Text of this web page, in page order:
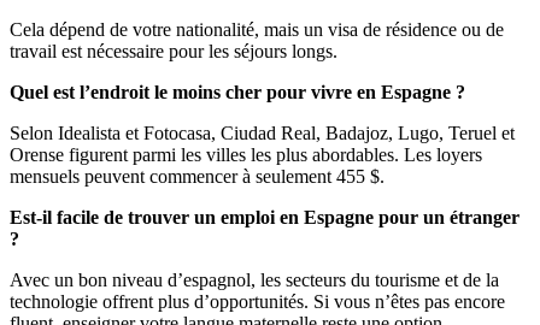
Cela dépend de votre nationalité, mais un visa de résidence ou de
travail est nécessaire pour les séjours longs.
Quel est l’endroit le moins cher pour vivre en Espagne ?
Selon Idealista et Fotocasa, Ciudad Real, Badajoz, Lugo, Teruel et
Orense figurent parmi les villes les plus abordables. Les loyers
mensuels peuvent commencer à seulement 455 $.
Est-il facile de trouver un emploi en Espagne pour un étranger
?
Avec un bon niveau d’espagnol, les secteurs du tourisme et de la
technologie offrent plus d’opportunités. Si vous n’êtes pas encore